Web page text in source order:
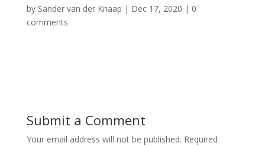
by Sander van der Knaap | Dec 17, 2020 | 0
comments
Submit a Comment
Your email address will not be published. Required